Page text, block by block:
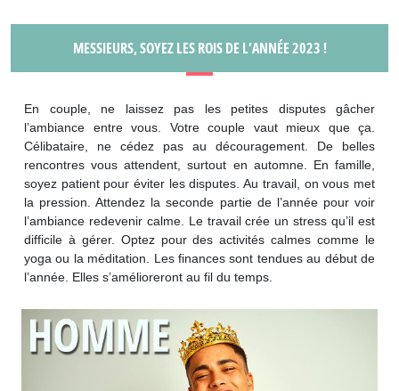
MESSIEURS, SOYEZ LES ROIS DE L’ANNÉE 2023 !
En couple, ne laissez pas les petites disputes gâcher
l’ambiance entre vous. Votre couple vaut mieux que ça.
Célibataire, ne cédez pas au découragement. De belles
rencontres vous attendent, surtout en automne. En famille,
soyez patient pour éviter les disputes. Au travail, on vous met
la pression. Attendez la seconde partie de l’année pour voir
l’ambiance redevenir calme. Le travail crée un stress qu’il est
difficile à gérer. Optez pour des activités calmes comme le
yoga ou la méditation. Les finances sont tendues au début de
l’année. Elles s’amélioreront au fil du temps.